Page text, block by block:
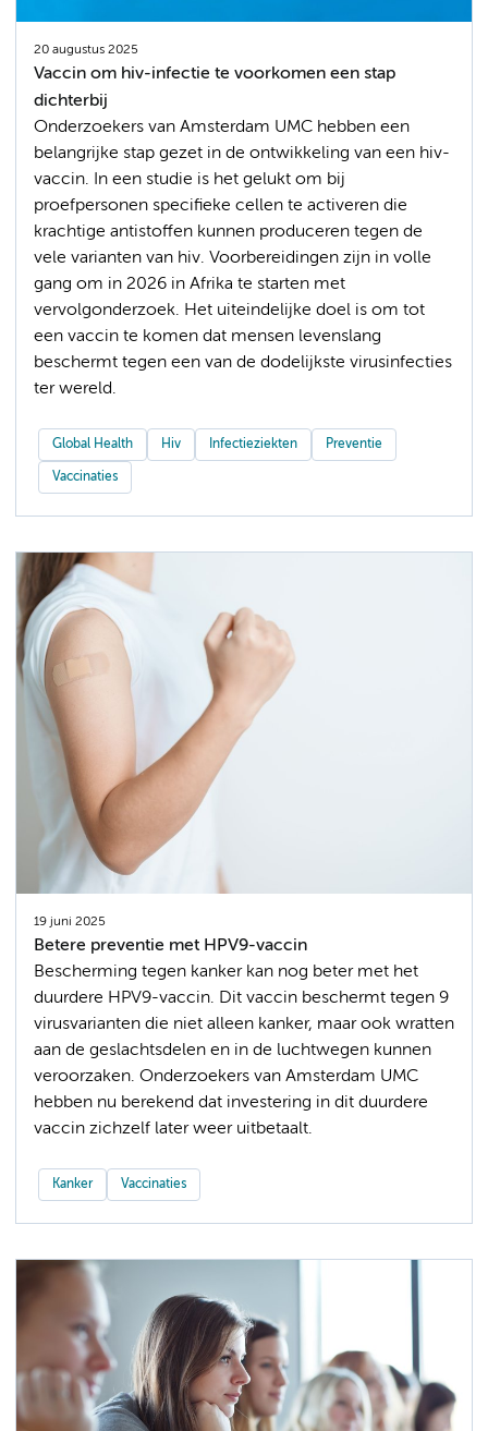
20 augustus 2025
Vaccin om hiv-infectie te voorkomen een stap
dichterbij
Onderzoekers van Amsterdam UMC hebben een
belangrijke stap gezet in de ontwikkeling van een hiv-
vaccin. In een studie is het gelukt om bij
proefpersonen specifieke cellen te activeren die
krachtige antistoffen kunnen produceren tegen de
vele varianten van hiv. Voorbereidingen zijn in volle
gang om in 2026 in Afrika te starten met
vervolgonderzoek. Het uiteindelijke doel is om tot
een vaccin te komen dat mensen levenslang
beschermt tegen een van de dodelijkste virusinfecties
ter wereld.
Global Health Hiv Infectieziekten Preventie
Vaccinaties
19 juni 2025
Betere preventie met HPV9-vaccin
Bescherming tegen kanker kan nog beter met het
duurdere HPV9-vaccin. Dit vaccin beschermt tegen 9
virusvarianten die niet alleen kanker, maar ook wratten
aan de geslachtsdelen en in de luchtwegen kunnen
veroorzaken. Onderzoekers van Amsterdam UMC
hebben nu berekend dat investering in dit duurdere
vaccin zichzelf later weer uitbetaalt.
Kanker Vaccinaties